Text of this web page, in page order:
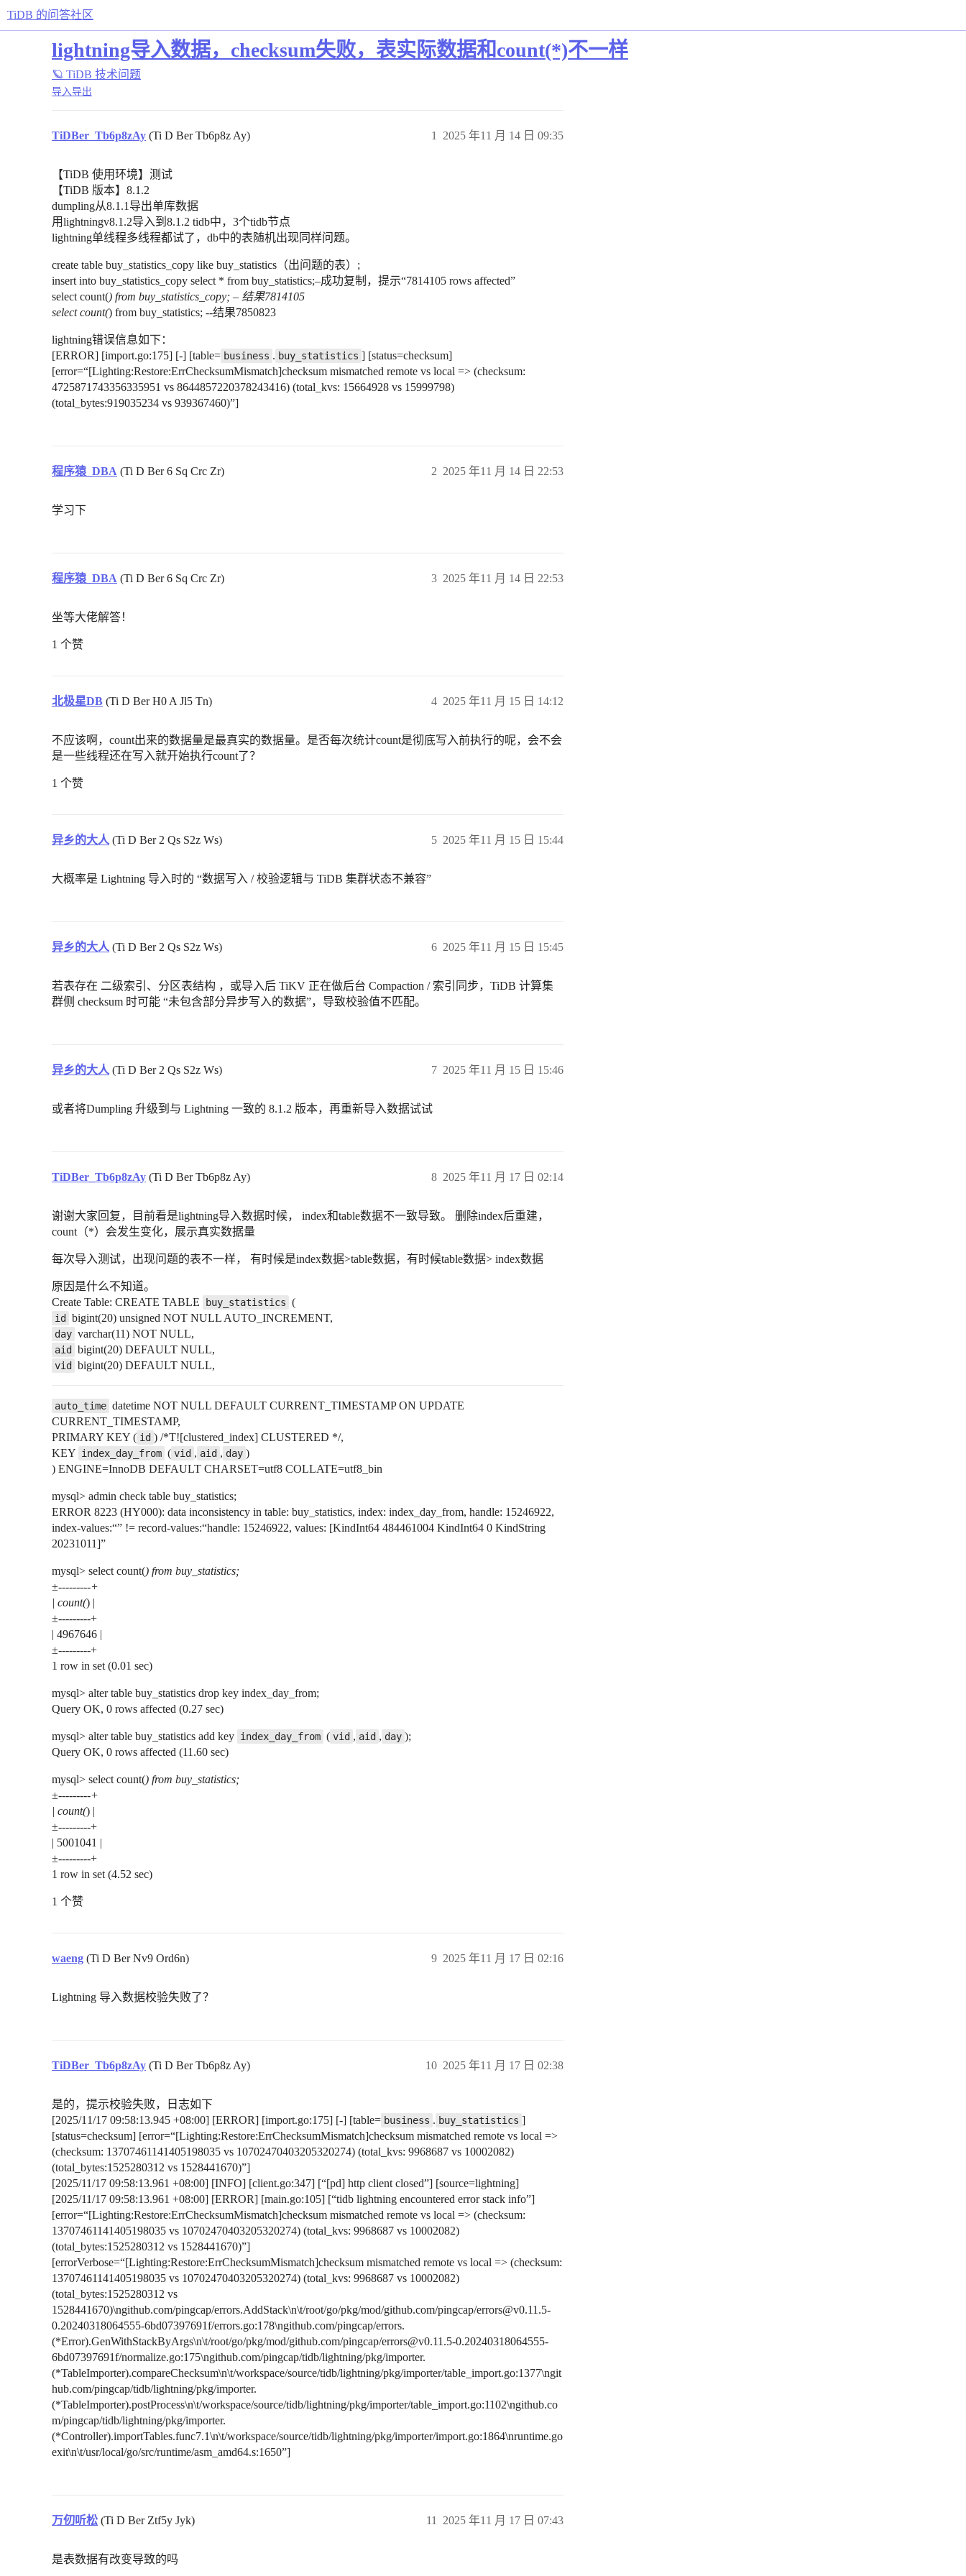
TiDB 的问答社区
lightning导入数据，checksum失败，表实际数据和count(*)不一样
🪐 TiDB 技术问题
导入导出
TiDBer_Tb6p8zAy (Ti D Ber Tb6p8z Ay) 2025 年11 月 14 日 09:35
1
【TiDB 使用环境】测试
【TiDB 版本】8.1.2
dumpling从8.1.1导出单库数据
用lightningv8.1.2导入到8.1.2 tidb中，3个tidb节点
lightning单线程多线程都试了，db中的表随机出现同样问题。
create table buy_statistics_copy like buy_statistics（出问题的表）;
insert into buy_statistics_copy select * from buy_statistics;–成功复制，提示“7814105 rows affected”
select count() from buy_statistics_copy; – 结果7814105
select count() from buy_statistics; --结果7850823
lightning错误信息如下：
[ERROR] [import.go:175] [-] [table= business . buy_statistics ] [status=checksum]
[error=“[Lighting:Restore:ErrChecksumMismatch]checksum mismatched remote vs local => (checksum:
4725871743356335951 vs 8644857220378243416) (total_kvs: 15664928 vs 15999798)
(total_bytes:919035234 vs 939367460)”]
程序猿_DBA (Ti D Ber 6 Sq Crc Zr) 2025 年11 月 14 日 22:53
2
学习下
程序猿_DBA (Ti D Ber 6 Sq Crc Zr) 2025 年11 月 14 日 22:53
3
坐等大佬解答！
1 个赞
北极星DB (Ti D Ber H0 A Jl5 Tn) 2025 年11 月 15 日 14:12
4
不应该啊，count出来的数据量是最真实的数据量。是否每次统计count是彻底写入前执行的呢，会不会
是一些线程还在写入就开始执行count了？
1 个赞
异乡的大人 (Ti D Ber 2 Qs S2z Ws) 2025 年11 月 15 日 15:44
5
大概率是 Lightning 导入时的 “数据写入 / 校验逻辑与 TiDB 集群状态不兼容”
异乡的大人 (Ti D Ber 2 Qs S2z Ws) 2025 年11 月 15 日 15:45
6
若表存在 二级索引、分区表结构 ，或导入后 TiKV 正在做后台 Compaction / 索引同步，TiDB 计算集
群侧 checksum 时可能 “未包含部分异步写入的数据”，导致校验值不匹配。
异乡的大人 (Ti D Ber 2 Qs S2z Ws) 2025 年11 月 15 日 15:46
7
或者将Dumpling 升级到与 Lightning 一致的 8.1.2 版本，再重新导入数据试试
TiDBer_Tb6p8zAy (Ti D Ber Tb6p8z Ay) 2025 年11 月 17 日 02:14
8
谢谢大家回复，目前看是lightning导入数据时候， index和table数据不一致导致。 删除index后重建，
count（*）会发生变化，展示真实数据量
每次导入测试，出现问题的表不一样， 有时候是index数据>table数据，有时候table数据> index数据
原因是什么不知道。
Create Table: CREATE TABLE
buy_statistics (
id bigint(20) unsigned NOT NULL AUTO_INCREMENT,
day varchar(11) NOT NULL,
aid bigint(20) DEFAULT NULL,
vid bigint(20) DEFAULT NULL,
auto_time datetime NOT NULL DEFAULT CURRENT_TIMESTAMP ON UPDATE
CURRENT_TIMESTAMP,
PRIMARY KEY ( id ) /*T![clustered_index] CLUSTERED */,
KEY index_day_from ( vid , aid , day )
) ENGINE=InnoDB DEFAULT CHARSET=utf8 COLLATE=utf8_bin
mysql> admin check table buy_statistics;
ERROR 8223 (HY000): data inconsistency in table: buy_statistics, index: index_day_from, handle: 15246922,
index-values:“” != record-values:“handle: 15246922, values: [KindInt64 484461004 KindInt64 0 KindString
20231011]”
mysql> select count() from buy_statistics;
±---------+
| count() |
±---------+
| 4967646 |
±---------+
1 row in set (0.01 sec)
mysql> alter table buy_statistics drop key index_day_from;
Query OK, 0 rows affected (0.27 sec)
mysql> alter table buy_statistics add key index_day_from ( vid , aid , day );
Query OK, 0 rows affected (11.60 sec)
mysql> select count() from buy_statistics;
±---------+
| count() |
±---------+
| 5001041 |
±---------+
1 row in set (4.52 sec)
1 个赞
waeng (Ti D Ber Nv9 Ord6n) 2025 年11 月 17 日 02:16
9
Lightning 导入数据校验失败了？
TiDBer_Tb6p8zAy (Ti D Ber Tb6p8z Ay) 2025 年11 月 17 日 02:38
10
是的，提示校验失败，日志如下
[2025/11/17 09:58:13.945 +08:00] [ERROR] [import.go:175] [-] [table= business . buy_statistics ]
[status=checksum] [error=“[Lighting:Restore:ErrChecksumMismatch]checksum mismatched remote vs local =>
(checksum: 13707461141405198035 vs 10702470403205320274) (total_kvs: 9968687 vs 10002082)
(total_bytes:1525280312 vs 1528441670)”]
[2025/11/17 09:58:13.961 +08:00] [INFO] [client.go:347] [“[pd] http client closed”] [source=lightning]
[2025/11/17 09:58:13.961 +08:00] [ERROR] [main.go:105] [“tidb lightning encountered error stack info”]
[error=“[Lighting:Restore:ErrChecksumMismatch]checksum mismatched remote vs local => (checksum:
13707461141405198035 vs 10702470403205320274) (total_kvs: 9968687 vs 10002082)
(total_bytes:1525280312 vs 1528441670)”]
[errorVerbose=“[Lighting:Restore:ErrChecksumMismatch]checksum mismatched remote vs local => (checksum:
13707461141405198035 vs 10702470403205320274) (total_kvs: 9968687 vs 10002082)
(total_bytes:1525280312 vs
1528441670)\ngithub.com/pingcap/errors.AddStack\n\t/root/go/pkg/mod/github.com/pingcap/errors@v0.11.5-
0.20240318064555-6bd07397691f/errors.go:178\ngithub.com/pingcap/errors.
(*Error).GenWithStackByArgs\n\t/root/go/pkg/mod/github.com/pingcap/errors@v0.11.5-0.20240318064555-
6bd07397691f/normalize.go:175\ngithub.com/pingcap/tidb/lightning/pkg/importer.
(*TableImporter).compareChecksum\n\t/workspace/source/tidb/lightning/pkg/importer/table_import.go:1377\ngit
hub.com/pingcap/tidb/lightning/pkg/importer.
(*TableImporter).postProcess\n\t/workspace/source/tidb/lightning/pkg/importer/table_import.go:1102\ngithub.co
m/pingcap/tidb/lightning/pkg/importer.
(*Controller).importTables.func7.1\n\t/workspace/source/tidb/lightning/pkg/importer/import.go:1864\nruntime.go
exit\n\t/usr/local/go/src/runtime/asm_amd64.s:1650”]
万仞听松 (Ti D Ber Ztf5y Jyk) 2025 年11 月 17 日 07:43
11
是表数据有改变导致的吗